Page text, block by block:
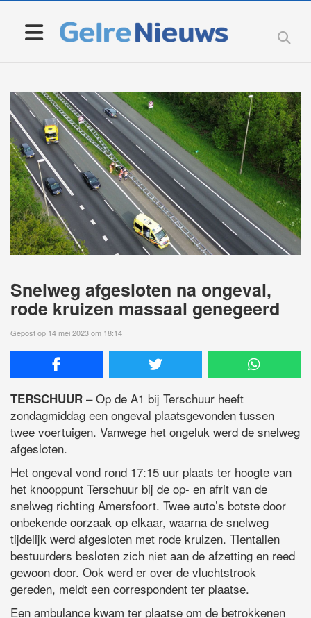
Snelweg afgesloten na ongeval,
rode kruizen massaal genegeerd
Gepost op 14 mei 2023 om 18:14
TERSCHUUR – Op de A1 bij Terschuur heeft
zondagmiddag een ongeval plaatsgevonden tussen
twee voertuigen. Vanwege het ongeluk werd de snelweg
afgesloten.
Het ongeval vond rond 17:15 uur plaats ter hoogte van
het knooppunt Terschuur bij de op- en afrit van de
snelweg richting Amersfoort. Twee auto’s botste door
onbekende oorzaak op elkaar, waarna de snelweg
tijdelijk werd afgesloten met rode kruizen. Tientallen
bestuurders besloten zich niet aan de afzetting en reed
gewoon door. Ook werd er over de vluchtstrook
gereden, meldt een correspondent ter plaatse.
Een ambulance kwam ter plaatse om de betrokkenen